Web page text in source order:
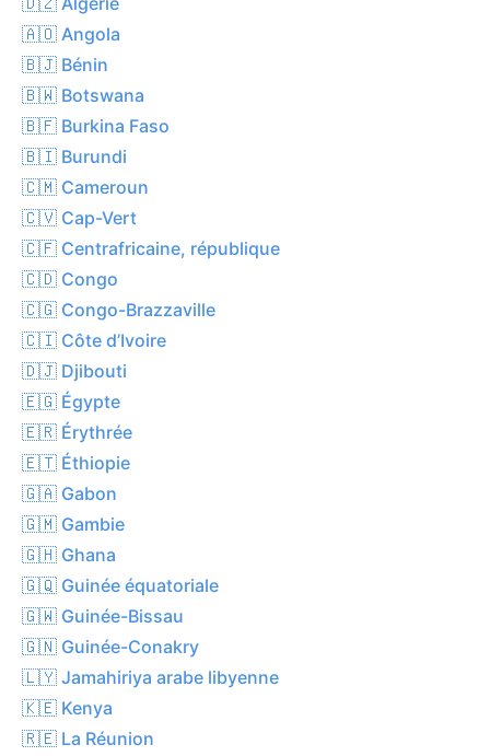
🇦🇴 Angola
🇧🇯 Bénin
🇧🇼 Botswana
🇧🇫 Burkina Faso
🇧🇮 Burundi
🇨🇲 Cameroun
🇨🇻 Cap-Vert
🇨🇫 Centrafricaine, république
🇨🇩 Congo
🇨🇬 Congo-Brazzaville
🇨🇮 Côte d’Ivoire
🇩🇯 Djibouti
🇪🇬 Égypte
🇪🇷 Érythrée
🇪🇹 Éthiopie
🇬🇦 Gabon
🇬🇲 Gambie
🇬🇭 Ghana
🇬🇶 Guinée équatoriale
🇬🇼 Guinée-Bissau
🇬🇳 Guinée-Conakry
🇱🇾 Jamahiriya arabe libyenne
🇰🇪 Kenya
🇷🇪 La Réunion